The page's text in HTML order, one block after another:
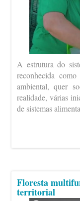
A estrutura do
reconhecida
ambiental, quer
realidade, várias
de sistemas
Floresta
territorial